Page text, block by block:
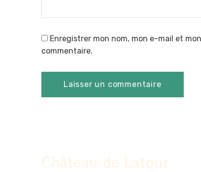
Enregistrer mon nom, mon e-mail et
commentaire.
Château de Latour